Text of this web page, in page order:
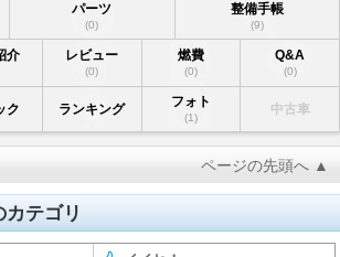
パーツ
(0)
整備手帳
(9)
介 レビュー
(0)
燃費
(0)
Q&A
(0)
ク ランキング フォト
(1)
中古車
ページの先頭へ ▲
テゴリ